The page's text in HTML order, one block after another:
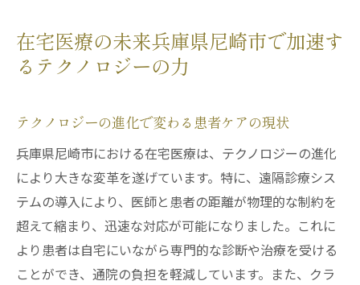
在宅医療の未来兵庫県尼崎市で加速す
るテクノロジーの力
テクノロジーの進化で変わる患者ケアの現状
兵庫県尼崎市における在宅医療は、テクノロジーの進化
により大きな変革を遂げています。特に、遠隔診療シス
テムの導入により、医師と患者の距離が物理的な制約を
超えて縮まり、迅速な対応が可能になりました。これに
より患者は自宅にいながら専門的な診断や治療を受ける
ことができ、通院の負担を軽減しています。また、クラ